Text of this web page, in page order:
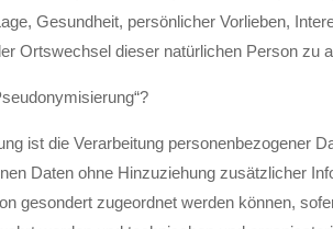
Gesundheit, persönlicher Vorlieben,
Ortswechsel dieser natürlichen Person zu
ist die Verarbeitung personenbezogener
Daten ohne Hinzuziehung zusätzlicher
gesondert zugeordnet werden können,